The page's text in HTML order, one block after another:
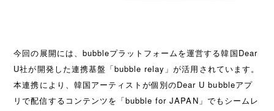
今回の展開には、bubbleプラットフォームを運営する韓国Dear
U社が開発した連携基盤「bubble relay」が活用されています。
本連携により、韓国アーティストが個別のDear U bubbleアプ
リで配信するコンテンツを「bubble for JAPAN」でもシームレ